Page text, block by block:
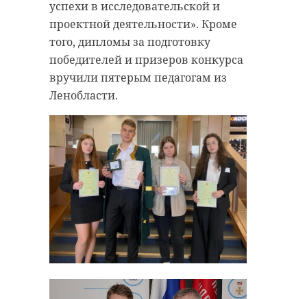
успехи в исследовательской и
проектной деятельности». Кроме
того, дипломы за подготовку
победителей и призеров конкурса
вручили пятерым педагогам из
Ленобласти.